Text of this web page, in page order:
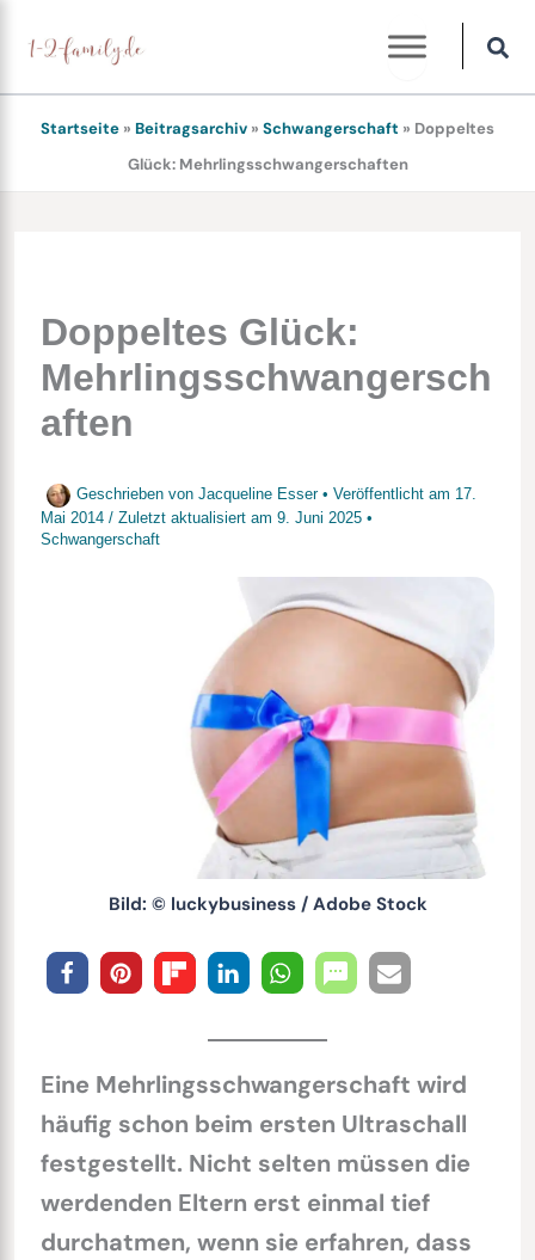
Inhalt
springen
Startseite » Beitragsarchiv » Schwangerschaft » Doppeltes
Glück: Mehrlingsschwangerschaften
Doppeltes Glück:
Mehrlingsschwangersch
aften
Geschrieben von Jacqueline Esser • Veröffentlicht am 17.
Mai 2014 / Zuletzt aktualisiert am 9. Juni 2025•
Schwangerschaft
Bild: © luckybusiness / Adobe Stock
Eine Mehrlingsschwangerschaft wird
häufig schon beim ersten Ultraschall
festgestellt. Nicht selten müssen die
werdenden Eltern erst einmal tief
durchatmen, wenn sie erfahren, dass